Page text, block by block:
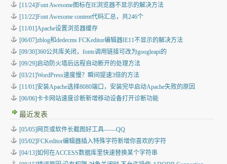
[11/24]Font Awesome图标在IE浏览器不显示的解决方法
[11/22]Font Awesome content代码汇总，共246个
[11/01]Apache设置浏览器缓存
[06/07]zblog和dedecms FCKeditor编辑器IE11不显示的解决方法
[09/30]360公共库关闭，fonts调用链接可改为googleapi的
[09/29]启动防火墙后远程自动断开的处理方法
[03/21]WordPress速度慢？瞬间提速3倍的方法
[11/01]安装Apache选择8080端口，安装完毕启动Apache失败的原因
[06/06]卡卡网站速度诊断新增移动设备打开诊断功能
最近发表
[05/05]网页或软件长截图好工具——QQ
[05/02]FCKeditor编辑器插入特殊字符新增你喜欢的字符
[04/13]如何在ACCESS数据库里快速替换某个字符串